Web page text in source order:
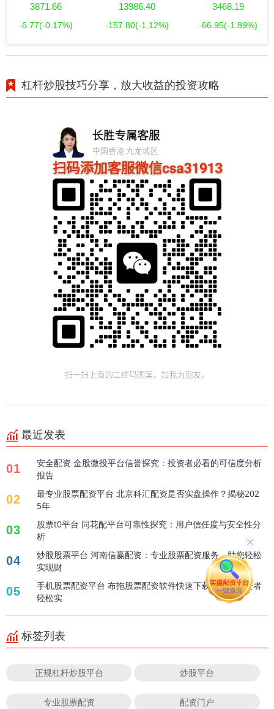
3871.66
-6.77(-0.17%)
13986.40
-157.80(-1.12%)
3468.19
-66.95(-1.89%)
杠杆炒股技巧分享，放大收益的投资攻略
最近发表
01
安全配资 金股微投平台信誉探究：投资者必看的可信度分析
报告
02
最专业股票配资平台 北京科汇配资是否实盘操作？揭秘202
5年
03
股票t0平台 同花配平台可靠性探究：用户信任度与安全性分
析
04
炒股股票平台 河南信赢配资：专业股票配资服务，助您轻松
实现财
05
手机股票配资平台 布拖股票配资软件快速下载，助力投资者
轻松实
标签列表
正规杠杆炒股平台 炒股平台
专业股票配资 配资门户